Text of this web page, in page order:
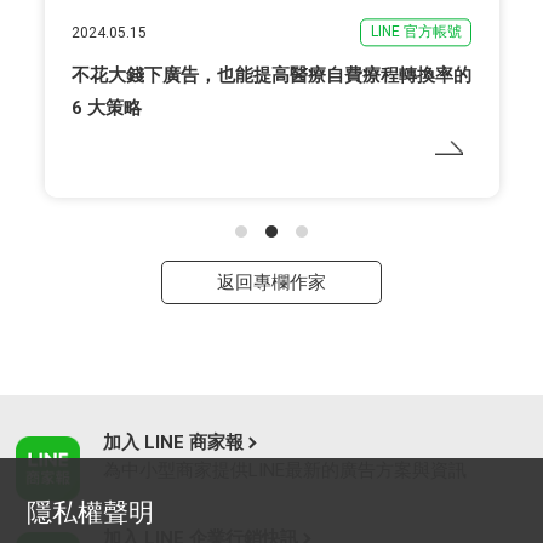
2024.03.05 LINE 官方帳號
診所如何運用會員管理刺激醫病互動率？
返回專欄作家
加入 LINE 商家報
隱私權聲明